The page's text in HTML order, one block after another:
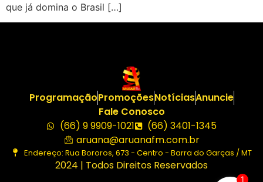
que já domina o Brasil […]
ProgramaçãoPromoçõesNotíciasAnuncie
Fale Conosco
(66) 9 9909-1021
(66) 3401-1345
aruana@aruanafm.com.br
Endereço: Rua Bororos, 673 - Centro - Barra do Garças / MT
2024 | Todos Direitos Reservados
1